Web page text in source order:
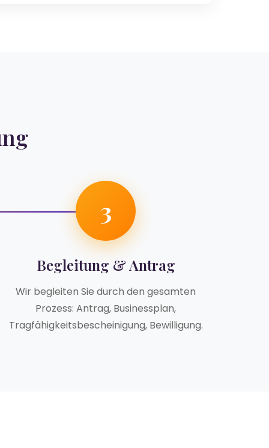
3
Begleitung & Antrag
Wir begleiten Sie durch den gesamten
Prozess: Antrag, Businessplan,
Tragfähigkeitsbescheinigung, Bewilligung.